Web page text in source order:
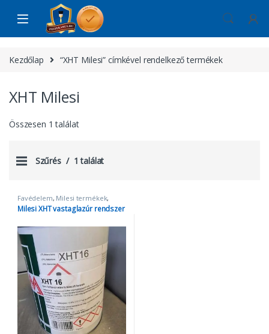
Skip to navigation
Skip to content
Kezdőlap “XHT Milesi” címkével rendelkező termékek
XHT Milesi
Összesen 1 találat
Szűrés 1 találat
Favédelem, Milesi termékek,
Vízbázisú lazúrok XHT Milesi
Milesi XHT vastaglazúr rendszer